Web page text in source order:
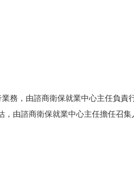
務，由諮商衛保就業中心主任負責
由諮商衛保就業中心主任擔任召